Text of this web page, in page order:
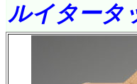
ルイタータ